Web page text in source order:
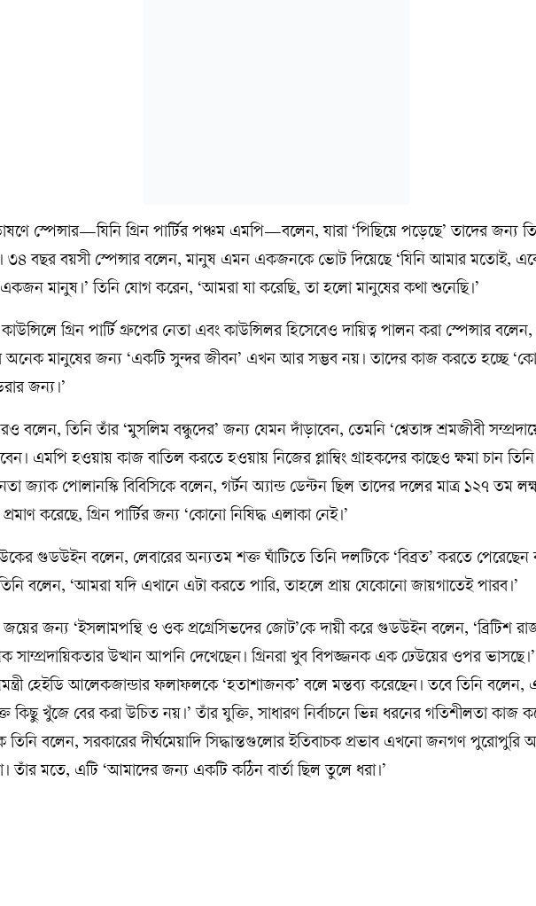
স্পেন্সার—যিনি গ্রিন পার্টির পঞ্চম এমপি—বলেন, যারা ‘পিছিয়ে পড়েছে’ তাদের জন্য
৩৪ বছর বয়সী স্পেন্সার বলেন, মানুষ এমন একজনকে ভোট দিয়েছে ‘যিনি আমার মতোই,
একজন মানুষ।’ তিনি যোগ করেন, ‘আমরা যা করেছি, তা হলো মানুষের কথা শুনেছি।’
কাউন্সিলে গ্রিন পার্টি গ্রুপের নেতা এবং কাউন্সিলর হিসেবেও দায়িত্ব পালন করা স্পেন্সার
মানুষের জন্য ‘একটি সুন্দর জীবন’ এখন আর সম্ভব নয়। তাদের কাজ করতে হচ্ছে
জন্য।’
বলেন, তিনি তাঁর ‘মুসলিম বন্ধুদের’ জন্য যেমন দাঁড়াবেন, তেমনি ‘শ্বেতাঙ্গ শ্রমজীবী
এমপি হওয়ায় কাজ বাতিল করতে হওয়ায় নিজের প্লাম্বিং গ্রাহকদের কাছেও ক্ষমা চান
জ্যাক পোলানস্কি বিবিসিকে বলেন, গর্টন অ্যান্ড ডেন্টন ছিল তাদের দলের মাত্র ১২৭ তম
করেছে, গ্রিন পার্টির জন্য ‘কোনো নিষিদ্ধ এলাকা নেই।’
গুডউইন বলেন, লেবারের অন্যতম শক্ত ঘাঁটিতে তিনি দলটিকে ‘বিব্রত’ করতে পেরেছেন
বলেন, ‘আমরা যদি এখানে এটা করতে পারি, তাহলে প্রায় যেকোনো জায়গাতেই পারব।’
জয়ের জন্য ‘ইসলামপন্থি ও ওক প্রগ্রেসিভদের জোট’কে দায়ী করে গুডউইন বলেন, ‘ব্রিটিশ
সাম্প্রদায়িকতার উত্থান আপনি দেখেছেন। গ্রিনরা খুব বিপজ্জনক এক ঢেউয়ের ওপর ভাসছে।’
হেইডি আলেকজান্ডার ফলাফলকে ‘হতাশাজনক’ বলে মন্তব্য করেছেন। তবে তিনি বলেন,
কিছু খুঁজে বের করা উচিত নয়।’ তাঁর যুক্তি, সাধারণ নির্বাচনে ভিন্ন ধরনের গতিশীলতা কাজ
তিনি বলেন, সরকারের দীর্ঘমেয়াদি সিদ্ধান্তগুলোর ইতিবাচক প্রভাব এখনো জনগণ পুরোপুরি
তাঁর মতে, এটি ‘আমাদের জন্য একটি কঠিন বার্তা ছিল তুলে ধরা।’